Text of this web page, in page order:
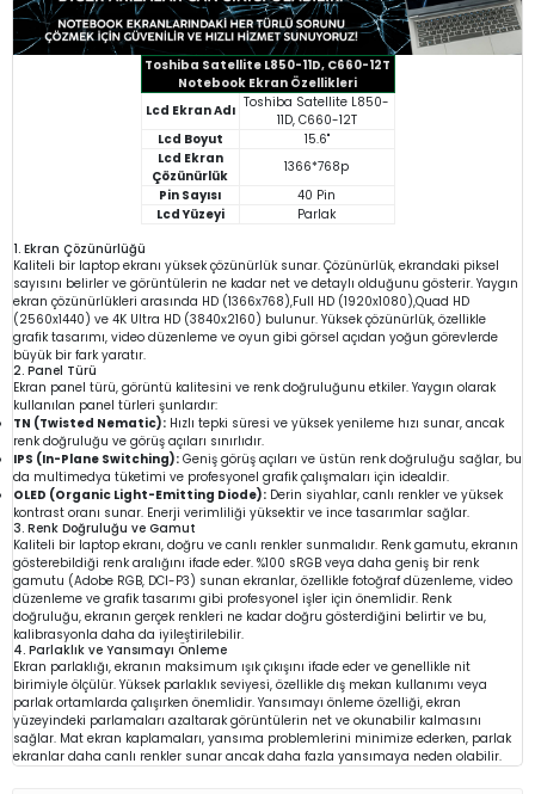
Toshiba Satellite L850-11D, C660-12T
Notebook Ekran Özellikleri
Lcd Ekran Adı Toshiba Satellite L850-
11D, C660-12T
Lcd Boyut
15.6"
Lcd Ekran
Çözünürlük
1366*768p
Pin Sayısı
40 Pin
Lcd Yüzeyi
Parlak
1. Ekran Çözünürlüğü
Kaliteli bir laptop ekranı yüksek çözünürlük sunar. Çözünürlük, ekrandaki piksel
sayısını belirler ve görüntülerin ne kadar net ve detaylı olduğunu gösterir. Yaygın
ekran çözünürlükleri arasında HD (1366x768),Full HD (1920x1080),Quad HD
(2560x1440) ve 4K Ultra HD (3840x2160) bulunur. Yüksek çözünürlük, özellikle
grafik tasarımı, video düzenleme ve oyun gibi görsel açıdan yoğun görevlerde
büyük bir fark yaratır.
2. Panel Türü
Ekran panel türü, görüntü kalitesini ve renk doğruluğunu etkiler. Yaygın olarak
kullanılan panel türleri şunlardır:
TN (Twisted Nematic): Hızlı tepki süresi ve yüksek yenileme hızı sunar, ancak
renk doğruluğu ve görüş açıları sınırlıdır.
IPS (In-Plane Switching): Geniş görüş açıları ve üstün renk doğruluğu sağlar, bu
da multimedya tüketimi ve profesyonel grafik çalışmaları için idealdir.
OLED (Organic Light-Emitting Diode): Derin siyahlar, canlı renkler ve yüksek
kontrast oranı sunar. Enerji verimliliği yüksektir ve ince tasarımlar sağlar.
3. Renk Doğruluğu ve Gamut
Kaliteli bir laptop ekranı, doğru ve canlı renkler sunmalıdır. Renk gamutu, ekranın
gösterebildiği renk aralığını ifade eder. %100 sRGB veya daha geniş bir renk
gamutu (Adobe RGB, DCI-P3) sunan ekranlar, özellikle fotoğraf düzenleme, video
düzenleme ve grafik tasarımı gibi profesyonel işler için önemlidir. Renk
doğruluğu, ekranın gerçek renkleri ne kadar doğru gösterdiğini belirtir ve bu,
kalibrasyonla daha da iyileştirilebilir.
4. Parlaklık ve Yansımayı Önleme
Ekran parlaklığı, ekranın maksimum ışık çıkışını ifade eder ve genellikle nit
birimiyle ölçülür. Yüksek parlaklık seviyesi, özellikle dış mekan kullanımı veya
parlak ortamlarda çalışırken önemlidir. Yansımayı önleme özelliği, ekran
yüzeyindeki parlamaları azaltarak görüntülerin net ve okunabilir kalmasını
sağlar. Mat ekran kaplamaları, yansıma problemlerini minimize ederken, parlak
ekranlar daha canlı renkler sunar ancak daha fazla yansımaya neden olabilir.